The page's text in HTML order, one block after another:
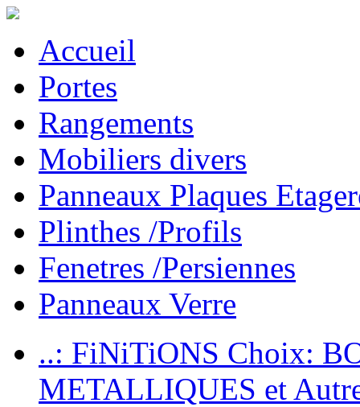
Accueil
Portes
Rangements
Mobiliers divers
Panneaux Plaques
Plinthes /Profils
Fenetres /Persiennes
Panneaux Verre
..: FiNiTiONS Choix:
METALLIQUES et